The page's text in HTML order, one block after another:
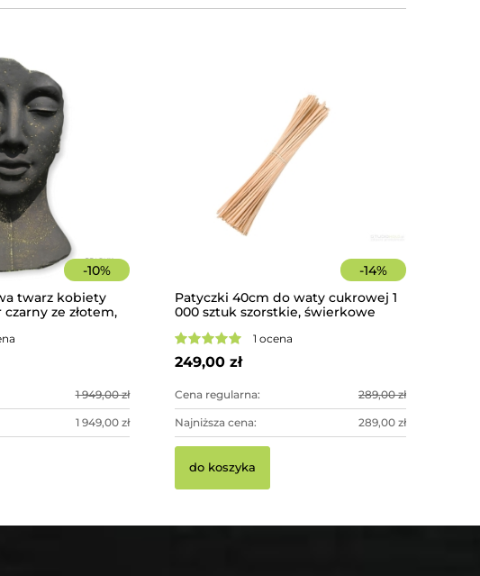
-10%
twarz kobiety
czarny ze złotem,
1 949,00 zł
1 949,00 zł
-14%
Patyczki 40cm do waty cukrowej 1
000 sztuk szorstkie, świerkowe
1 ocena
249,00 zł
Cena regularna: 289,00 zł
Najniższa cena: 289,00 zł
do koszyka